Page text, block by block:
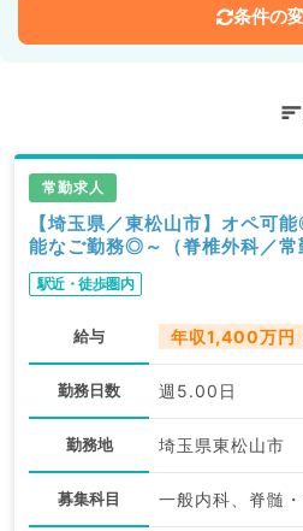
条件の
常勤求人
【埼玉県／東松山市】オペ可
能なご勤務◎～（脊椎外科／常
駅近・徒歩圏内
給与 年収1,400万円
勤務日数 週5.00日
勤務地 埼玉県東松山市
募集科目 一般内科、脊髄